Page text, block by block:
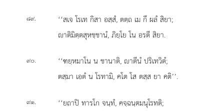
๘๙.
‘‘สเจ โรเท กิสา อสฺสํ, ตตฺถ เม กึ ผลํ สิยา;
าติมิตฺตสุหชฺชานํ, ภิยฺโย โน อรตี สิยา.
๙๐.
‘‘ฑยฺหมาโน น ชานาติ, าตีนํ ปริเทวิตํ;
ตสฺมา เอตํ น โรทามิ, คโต โส ตสฺส ยา คติ’’.
๙๑.
‘‘ยถาปิ ทารโก จนฺทํ, คจฺฉนฺตมนุโรทติ;